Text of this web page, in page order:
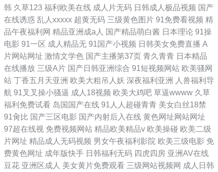
韩 久草123 福利欧美在线 成人片无码 日韩成人极品视频 国产
在线诱惑 乱人xxxxx 超黄无码 三级黄色图片 91免费看视频 精
品午夜福利网 精品亚洲成a人 国产精品萌白酱 日本理论 91操
电影 91一区 成人精品无 91国产小视频 日韩美女免费直播 A
片网站网址 激情文学色 国产主播第37页 青久青青 日本精品
在线播放 三级A片 国产日韩亚洲综合 91短视频网站 欧美骚网
站 丁香五月天亚洲 欧美大粗吊人妖 深夜福利亚洲
人兽福利导
航 91叉叉操小骚逼 成人18视频 欧美大鸡吧 草逼wwww 久草
福利免费试看 岛国国产在线 91人人超碰青青 美女白丝18禁
91肏比 国产三区电影 国产内射后入在线 黄色网址网站网址
97超在线视 免费视频网站 精品欧美精品v 欧美操碰 欧美二级
片网址 精品成人无码视频 男女午夜福利影院 欧美三级电影 免
费黄色网址 成年版快手 日韩福利无码 四虎四房 亚洲AV在线
豆花 亚洲区成人 美女黄片免费观看 三级网站视频网 成人日韩